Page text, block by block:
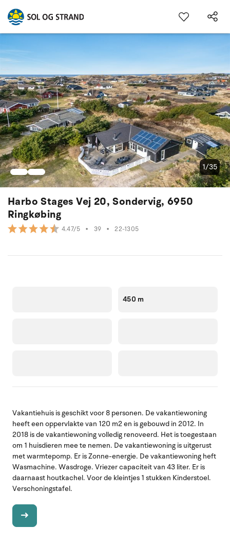
Harbo Stages Vej 20, Sondervig, 6950
Ringkøbing
4.47/5 • 39 • 22-1305
1/35
450 m
Vakantiehuis is geschikt voor 8 personen. De vakantiewoning
heeft een oppervlakte van 120 m2 en is gebouwd in 2012. In
2018 is de vakantiewoning volledig renoveerd. Het is toegestaan
om 1 huisdieren mee te nemen. De vakantiewoning is uitgerust
met warmtepomp. Er is Zonne-energie. De vakantiewoning heft
Wasmachine. Wasdroge. Vriezer capaciteit van 43 liter. Er is
daarnaast houtkachel. Voor de kleintjes 1 stukken Kinderstoel.
Verschoningstafel.